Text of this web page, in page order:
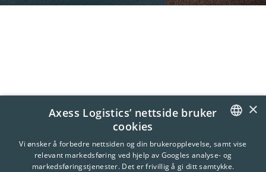
NORWEGIAN
ENGLISH
×
Axess Logistics’ nettside bruker
cookies
Vi ønsker å forbedre nettsiden og din brukeropplevelse, samt vise
relevant markedsføring ved hjelp av Googles analyse- og
markedsføringstjenester. Det er frivillig å gi ditt samtykke.